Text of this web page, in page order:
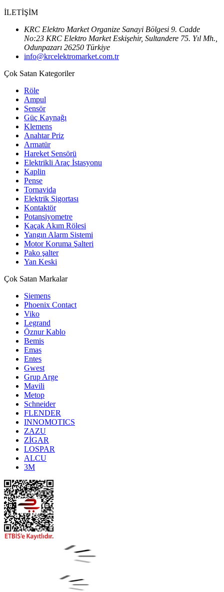
İLETİŞİM
KRC Elektro Market Organize Sanayi Bölgesi 9. Cadde
No:23 KRC Elektro Market Eskişehir, Sultandere 75. Yıl Mh.,
Odunpazarı 26250 Türkiye
info@krcelektromarket.com.tr
Çok Satan Kategoriler
Röle
Ampul
Sensör
Güç Kaynağı
Klemens
Anahtar Priz
Armatür
Hareket Sensörü
Elektrikli Araç İstasyonu
Kaplin
Pense
Tornavida
Elektrik Sigortası
Kontaktör
Potansiyometre
Kaçak Akım Rölesi
Yangın Alarm Sistemi
Motor Koruma Şalteri
Pako şalter
Yan Keski
Çok Satan Markalar
Siemens
Phoenix Contact
Viko
Legrand
Öznur Kablo
Bemis
Emas
Entes
Gwest
Grup Arge
Mavili
Metop
Schneider
FLENDER
INNOMOTICS
ZAZU
ZİGAR
LOSPAR
ALCU
3M